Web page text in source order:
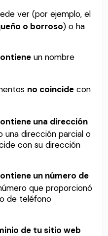
ver (por ejemplo, el
o borroso) o ha
un nombre
no coincide con
una dirección
una dirección parcial o
con su dirección
un número de
que proporcionó
de teléfono
de tu sitio web